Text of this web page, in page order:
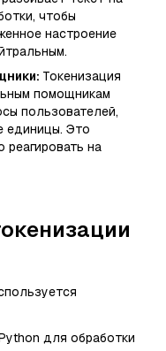
чтобы
настроение
Токенизация
помощникам
пользователей,
единицы. Это
на
для обработки